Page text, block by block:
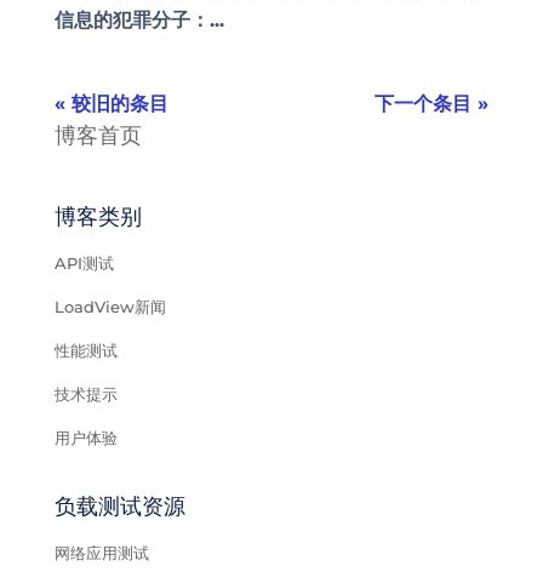
信息的犯罪分子：...
« 较旧的条目 下一个条目 »
博客首页
博客类别
API测试
LoadView新闻
性能测试
技术提示
用户体验
负载测试资源
网络应用测试